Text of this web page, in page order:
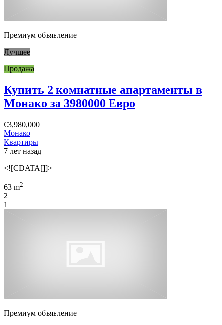
Премиум объявление
Лучшее
Продажа
Купить 2 комнатные апартаменты в
Монако за 3980000 Евро
€3,980,000
Монако
Квартиры
7 лет назад
<![CDATA[]]>
63 m2
2
1
Премиум объявление